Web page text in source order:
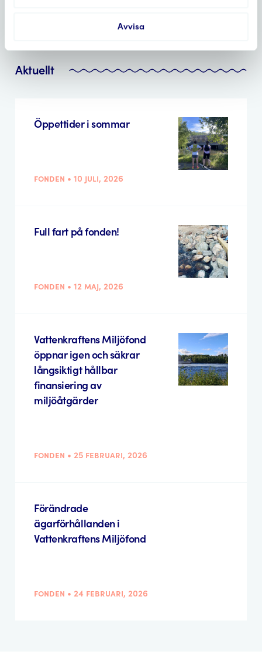
Avvisa
Platsbesök vid vackra Turbinbron i Västerås.
Aktuellt
fonden • 10 juli, 2026
Öppettider i sommar
fonden • 12 maj, 2026
Full fart på fonden!
fonden • 25 februari, 2026
Vattenkraftens Miljöfond
öppnar igen och säkrar
långsiktigt hållbar
finansiering av
miljöåtgärder
fonden • 24 februari, 2026
Förändrade
ägarförhållanden i
Vattenkraftens Miljöfond